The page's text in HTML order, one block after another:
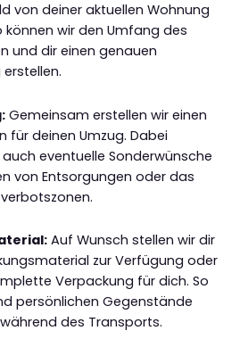
von deiner aktuellen Wohnung
können wir den Umfang des
und dir einen genauen
Gemeinsam erstellen wir einen
für deinen Umzug. Dabei
eventuelle Sonderwünsche
von Entsorgungen oder das
Auf Wunsch stellen wir dir
zur Verfügung oder
Verpackung für dich. So
persönlichen Gegenstände
des Transports.